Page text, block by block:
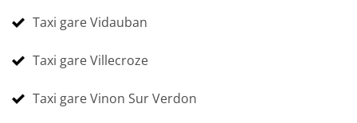
Taxi gare Vidauban
Taxi gare Villecroze
Taxi gare Vinon Sur Verdon